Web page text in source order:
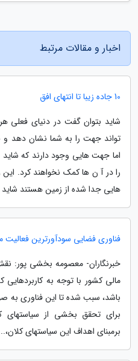
اخبار و مقالات مرتبط
10 جاده زیبا تا انتهای افق
تواند جهت را به شما نشان دهد و
اما جهت هایی وجود دارند که
را در آ ن ها کمک نخواهند کرد.
هایی جدا شده از زمین هستند شاید
فناوری فضایی سودآورترین فعالیت
خبرنگاران- معصومه بخشی پور:
مالی کشور با توجه به
باشد، سبب شده تا این فناوری به
برای تحقق بخشی از سیاستهای
برمبنای اهداف این سیاستهای